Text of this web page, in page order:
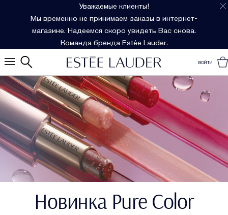
Уважаемые клиенты!
Мы временно не принимаем заказы в интернет-
магазине. Надеемся скоро увидеть Вас снова.
Команда бренда Estée Lauder.
ВОЙТИ
Новинка Pure Color